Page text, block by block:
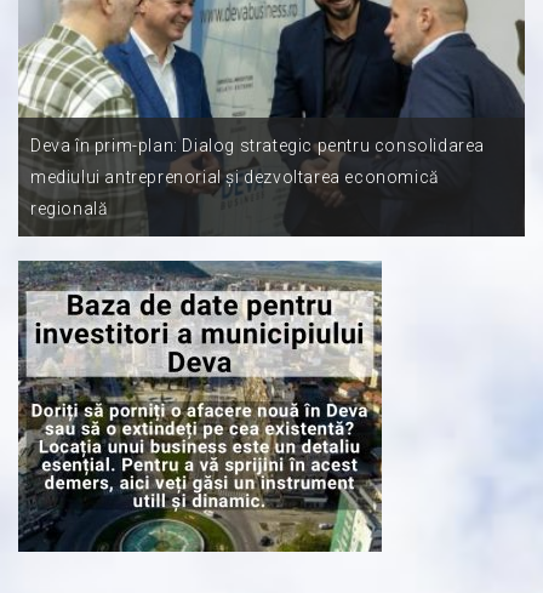
Deva în prim-plan: Dialog strategic pentru consolidarea
mediului antreprenorial și dezvoltarea economică
regională